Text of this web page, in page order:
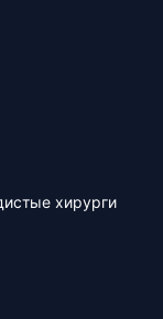
хирурги